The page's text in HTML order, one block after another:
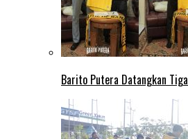
Barito Putera Datangkan